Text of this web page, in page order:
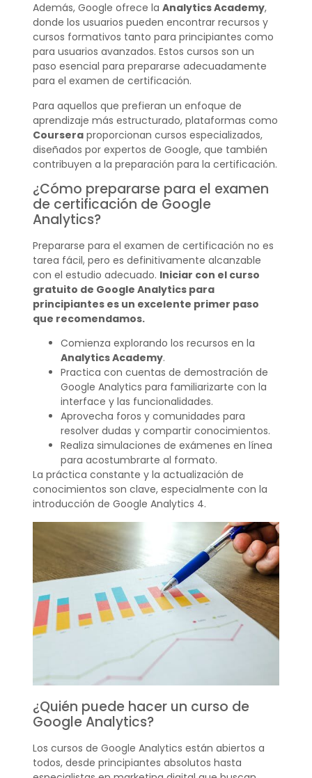
Además, Google ofrece la Analytics Academy,
donde los usuarios pueden encontrar recursos y
cursos formativos tanto para principiantes como
para usuarios avanzados. Estos cursos son un
paso esencial para prepararse adecuadamente
para el examen de certificación.
Para aquellos que prefieran un enfoque de
aprendizaje más estructurado, plataformas como
Courseraproporcionan cursos especializados,
diseñados por expertos de Google, que también
contribuyen a la preparación para la certificación.
¿Cómo prepararse para el examen
de certificación de Google
Analytics?
Prepararse para el examen de certificación no es
tarea fácil, pero es definitivamente alcanzable
con el estudio adecuado. Iniciar con el curso
gratuito de Google Analytics para
principiantes es un excelente primer paso
que recomendamos.
Comienza explorando los recursos en la
Analytics Academy.
Practica con cuentas de demostración de
Google Analytics para familiarizarte con la
interface y las funcionalidades.
Aprovecha foros y comunidades para
resolver dudas y compartir conocimientos.
Realiza simulaciones de exámenes en línea
para acostumbrarte al formato.
La práctica constante y la actualización de
conocimientos son clave, especialmente con la
introducción de Google Analytics 4.
¿Quién puede hacer un curso de
Google Analytics?
Los cursos de Google Analytics están abiertos a
todos, desde principiantes absolutos hasta